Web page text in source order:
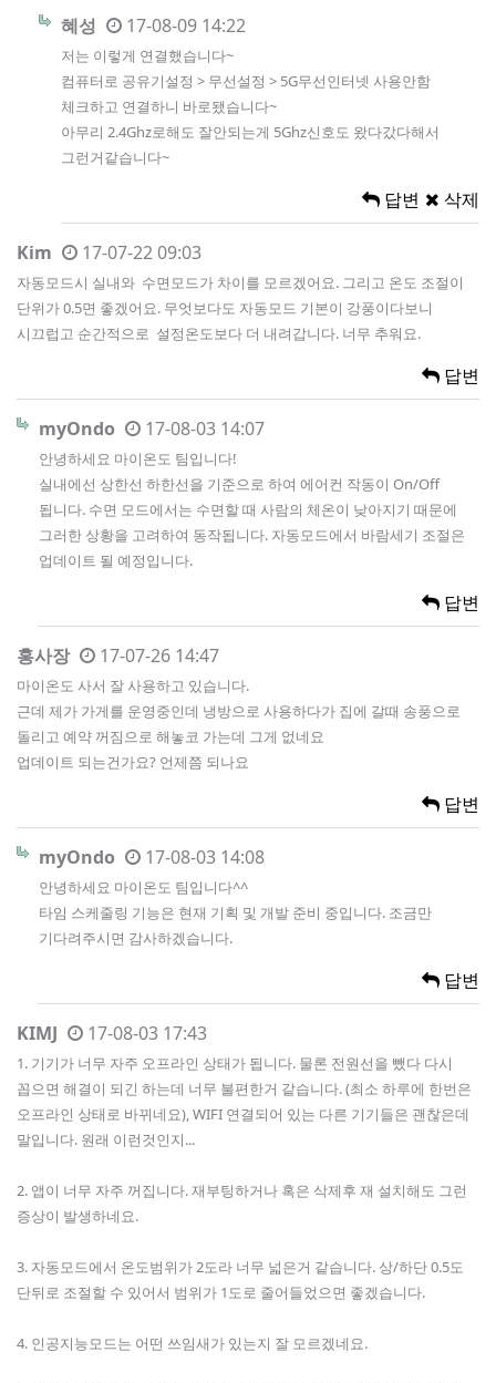
혜성 17-08-09 14:22
저는 이렇게 연결했습니다~
컴퓨터로 공유기설정 > 무선설정 > 5G무선인터넷 사용안함
체크하고 연결하니 바로됐습니다~
아무리 2.4Ghz로해도 잘안되는게 5Ghz신호도 왔다갔다해서
그런거같습니다~
답변 삭제
Kim 17-07-22 09:03
자동모드시 실내와 수면모드가 차이를 모르겠어요. 그리고 온도 조절이
단위가 0.5면 좋겠어요. 무엇보다도 자동모드 기본이 강풍이다보니
시끄럽고 순간적으로 설정온도보다 더 내려갑니다. 너무 추워요.
답변
myOndo 17-08-03 14:07
안녕하세요 마이온도 팀입니다!
실내에선 상한선 하한선을 기준으로 하여 에어컨 작동이 On/Off
됩니다. 수면 모드에서는 수면할 때 사람의 체온이 낮아지기 때문에
그러한 상황을 고려하여 동작됩니다. 자동모드에서 바람세기 조절은
업데이트 될 예정입니다.
답변
홍사장 17-07-26 14:47
마이온도 사서 잘 사용하고 있습니다.
근데 제가 가게를 운영중인데 냉방으로 사용하다가 집에 갈때 송풍으로
돌리고 예약 꺼짐으로 해놓코 가는데 그게 없네요
업데이트 되는건가요? 언제쯤 되나요
답변
myOndo 17-08-03 14:08
안녕하세요 마이온도 팀입니다^^
타임 스케줄링 기능은 현재 기획 및 개발 준비 중입니다. 조금만
기다려주시면 감사하겠습니다.
답변
KIMJ 17-08-03 17:43
1. 기기가 너무 자주 오프라인 상태가 됩니다. 물론 전원선을 뺐다 다시
꼽으면 해결이 되긴 하는데 너무 불편한거 같습니다. (최소 하루에 한번은
오프라인 상태로 바뀌네요), WIFI 연결되어 있는 다른 기기들은 괜찮은데
말입니다. 원래 이런것인지...
2. 앱이 너무 자주 꺼집니다. 재부팅하거나 혹은 삭제후 재 설치해도 그런
증상이 발생하네요.
3. 자동모드에서 온도범위가 2도라 너무 넓은거 같습니다. 상/하단 0.5도
단뒤로 조절할 수 있어서 범위가 1도로 줄어들었으면 좋겠습니다.
4. 인공지능모드는 어떤 쓰임새가 있는지 잘 모르겠네요.